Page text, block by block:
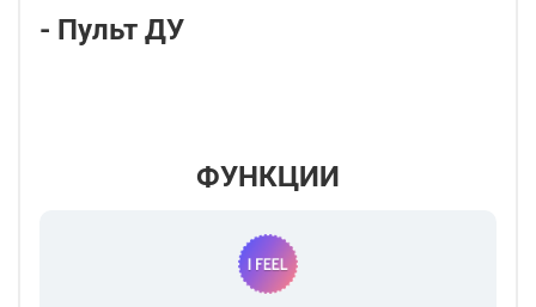
- Пульт ДУ
ФУНКЦИИ